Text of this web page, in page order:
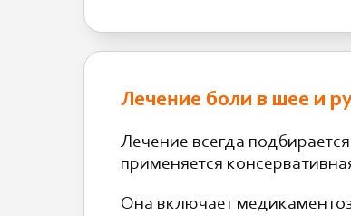
Лечение боли в шее и
Лечение всегда
применяется
Она включает